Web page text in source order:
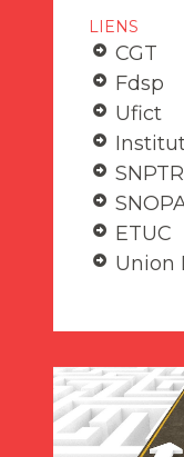
LIENS
CGT
Fdsp
Ufict
ETUC
Union